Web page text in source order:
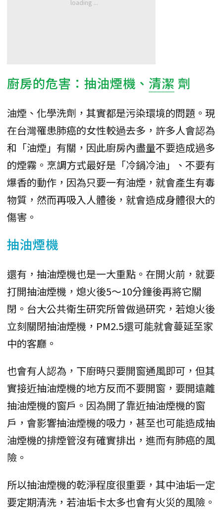
廚房的危害：抽油煙機、 清潔 劑
油煙、化學洗劑，其實都是污染環境的問題。現
在台灣罹患肺癌的女性較過去多，許多人會認為
和「油煙」有關，因此廚房內盡量不要造成過多
的煙霧。烹調方式最好是「冷鍋冷油」、不要有
爆香的動作，因為只要一有油煙，就會產生有毒
物質，然而再吸入人體後，就會造成身體很大的
傷害。
抽油煙機
還有，抽油煙機也是一大重點。在開火前，就要
打開抽油煙機，熄火後5～10分鐘後再將它關
閉。台大公共衛生研究所曾做過研究，若熄火後
立刻關閉抽油煙機，PM2.5還可能就會蔓延至家
中的客廳。
也會有人認為，下廚時只要開窗通風即可，但其
實接近抽油煙機的地方反而不要開窗，要開遠離
抽油煙機的窗戶。因為開了靠近抽油煙機的窗
戶，會影響抽油煙機的吸力，甚至也可能造成抽
油煙機的排煙管沒有確實排出，進而有肺癌的風
險。
所以抽油煙機的乾淨程度很重要，其中油垢一定
要定期清洗，若油垢卡太多也會有火災的風險。